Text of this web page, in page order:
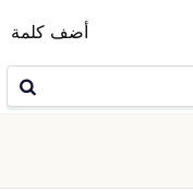
أضف كلمة